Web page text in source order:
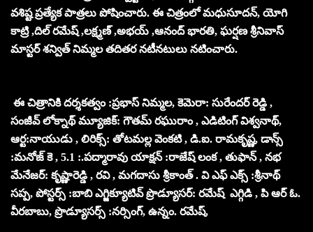
వశిష్ట ప్రత్యేక పాత్రలు పోషించారు. ఈ చిత్రంలో మధుసూదన్, యోగి
కాట్రి ,దిల్ రమేష్ ,లక్ష్మణ్ ,అభయ్ ,ఆనంద్ భారతి, ఘర్షణ శ్రీనివాస్
మాస్టర్ శన్విత్ నిమ్మల తదితర నటీనటులు నటించారు.
ఈ చిత్రానికి దర్శకత్వం :ప్రభాస్ నిమ్మల, కెమెరా: సురేందర్ రెడ్డి ,
సంజీవ్ లోక్నాథ్ మ్యూజిక్: గౌతమ్ రఘురాం , ఎడిటింగ్ విశ్వనాథ్,
ఆర్ట:నాయుడు , లిరిక్స్: తోటమల్ల వెంకటి , డి.ఐ. రామకృష్ణ, డాన్స్
:మనోజ్ కె , 5.1 :.పద్మారావు యాక్షన్ :రాజేష్ లంక , తుఫాన్ , నభ
మేనేజర్: కృష్ణారెడ్డి , రవి , మగదాసు శ్రీకాంత్ . వి ఎఫ్ ఎక్స్ :శ్రీనాథ్
సప్ప, పోస్టర్స్ :బాబి ఎగ్జిక్యూటివ్ ప్రొడ్యూసర్: రమేష్ ఎగ్గిడి , పి ఆర్ ఓ.
వీరబాబు, ప్రొడ్యూసర్స్ :నర్సింగ్, ఉన్నం. రమేష్,